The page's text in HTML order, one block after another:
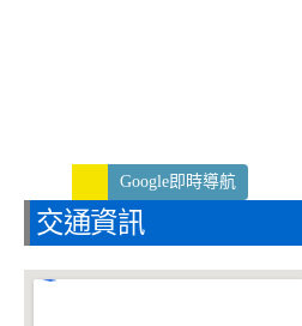
Google即時導航
交通資訊